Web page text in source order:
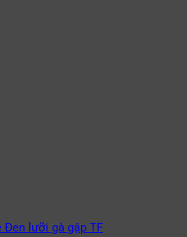
Đen lưỡi gà gập TF